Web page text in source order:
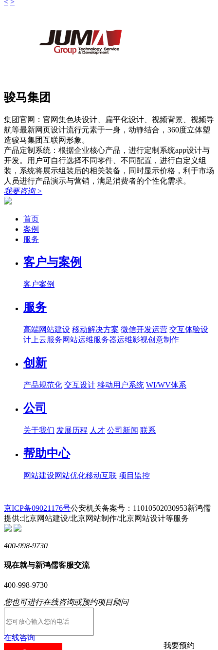
骏马集团
集团官网：官网集色块设计、扁平化设计、视频背景、视频导
航等最新网页设计流行元素于一身，动静结合，360度立体塑
造骏马集团互联网形象。
产品定制系统：根据企业核心产品，进行定制系统app设计与
开发。用户可自行选择不同零件、不同配置，进行自定义组
装，系统将展示组装后的相关装备，同时显示价格，利于市场
人员进行产品演示与营销，满足消费者的个性化需求。
我要咨询>
首页
案例
服务
客户与案例
客户案例
服务
高端网站建设 移动解决方案 微信开发运营 交互体验设
计 上云服务网站运维服务器运维影视创意制作
创新
产品规范化 交互设计 移动用户系统 WI/WV体系
公司
关于我们 发展历程 人才 公司新闻 联系
帮助中心
网站建设网站优化移动互联 项目监控
京ICP备09021176号公安机关备案号：11010502030953新鸿儒
提供:北京网站建设/北京网站制作/北京网站设计等服务
400-998-9730
现在就与新鸿儒客服交流
400-998-9730
您也可进行在线咨询或预约项目顾问
我要预约
在线咨询